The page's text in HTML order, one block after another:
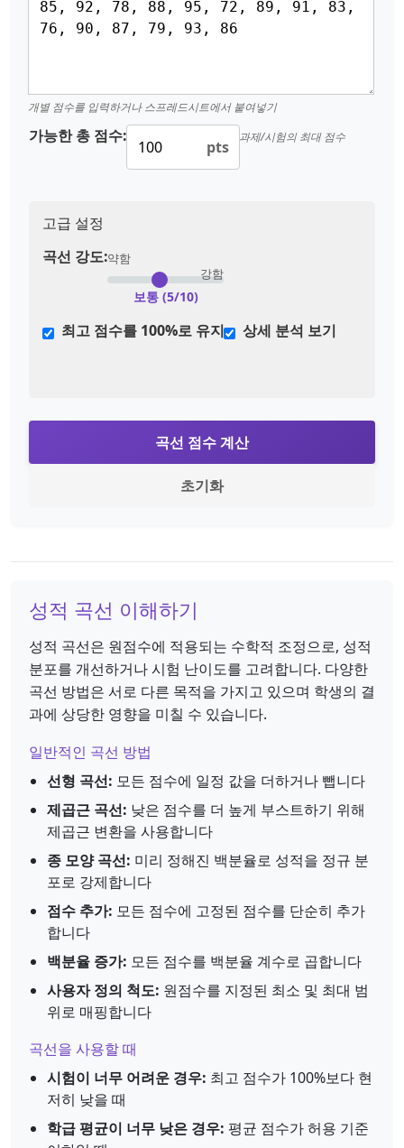
개별 점수를 입력하거나 스프레드시트에서 붙여넣기
가능한 총 점수:
pts
과제/시험의 최대 점수
고급 설정
곡선 강도:약함
강함
보통 (5/10)
최고 점수를 100%로 유지 상세 분석 보기
곡선 점수 계산
초기화
성적 곡선 이해하기
성적 곡선은 원점수에 적용되는 수학적 조정으로, 성적
분포를 개선하거나 시험 난이도를 고려합니다. 다양한
곡선 방법은 서로 다른 목적을 가지고 있으며 학생의 결
과에 상당한 영향을 미칠 수 있습니다.
일반적인 곡선 방법
선형 곡선: 모든 점수에 일정 값을 더하거나 뺍니다
제곱근 곡선: 낮은 점수를 더 높게 부스트하기 위해
제곱근 변환을 사용합니다
종 모양 곡선: 미리 정해진 백분율로 성적을 정규 분
포로 강제합니다
점수 추가: 모든 점수에 고정된 점수를 단순히 추가
합니다
백분율 증가: 모든 점수를 백분율 계수로 곱합니다
사용자 정의 척도: 원점수를 지정된 최소 및 최대 범
위로 매핑합니다
곡선을 사용할 때
시험이 너무 어려운 경우: 최고 점수가 100%보다 현
저히 낮을 때
학급 평균이 너무 낮은 경우: 평균 점수가 허용 기준